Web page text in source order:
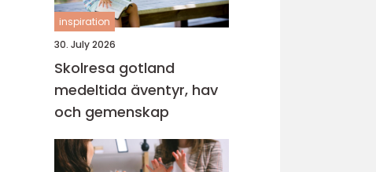
inspiration
30. July 2026
Skolresa gotland
medeltida äventyr, hav
och gemenskap